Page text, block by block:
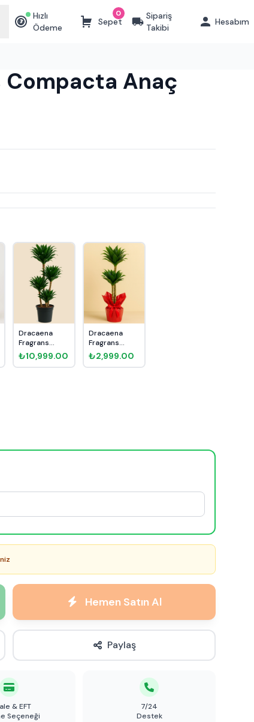
₺
Hızlı
Ödeme
Sepet
0
Sipariş
Takibi
Hesabım
Compacta Anaç
Dracaena
Fragrans
Compacta 4
Kök 160cm
₺10,999.00
Dracaena
Fragrans
Compacta 2
Kök 90cm
₺2,999.00
Hemen Satın Al
Paylaş
& EFT
Seçeneği
7/24
Destek